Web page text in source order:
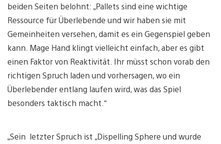
beiden Seiten belohnt: „Pallets sind eine wichtige
Ressource für Überlebende und wir haben sie mit
Gemeinheiten versehen, damit es ein Gegenspiel geben
kann. Mage Hand klingt vielleicht einfach, aber es gibt
einen Faktor von Reaktivität. Ihr müsst schon vorab den
richtigen Spruch laden und vorhersagen, wo ein
Überlebender entlang laufen wird, was das Spiel
besonders taktisch macht.“
„Sein letzter Spruch ist „Dispelling Sphere und wurde